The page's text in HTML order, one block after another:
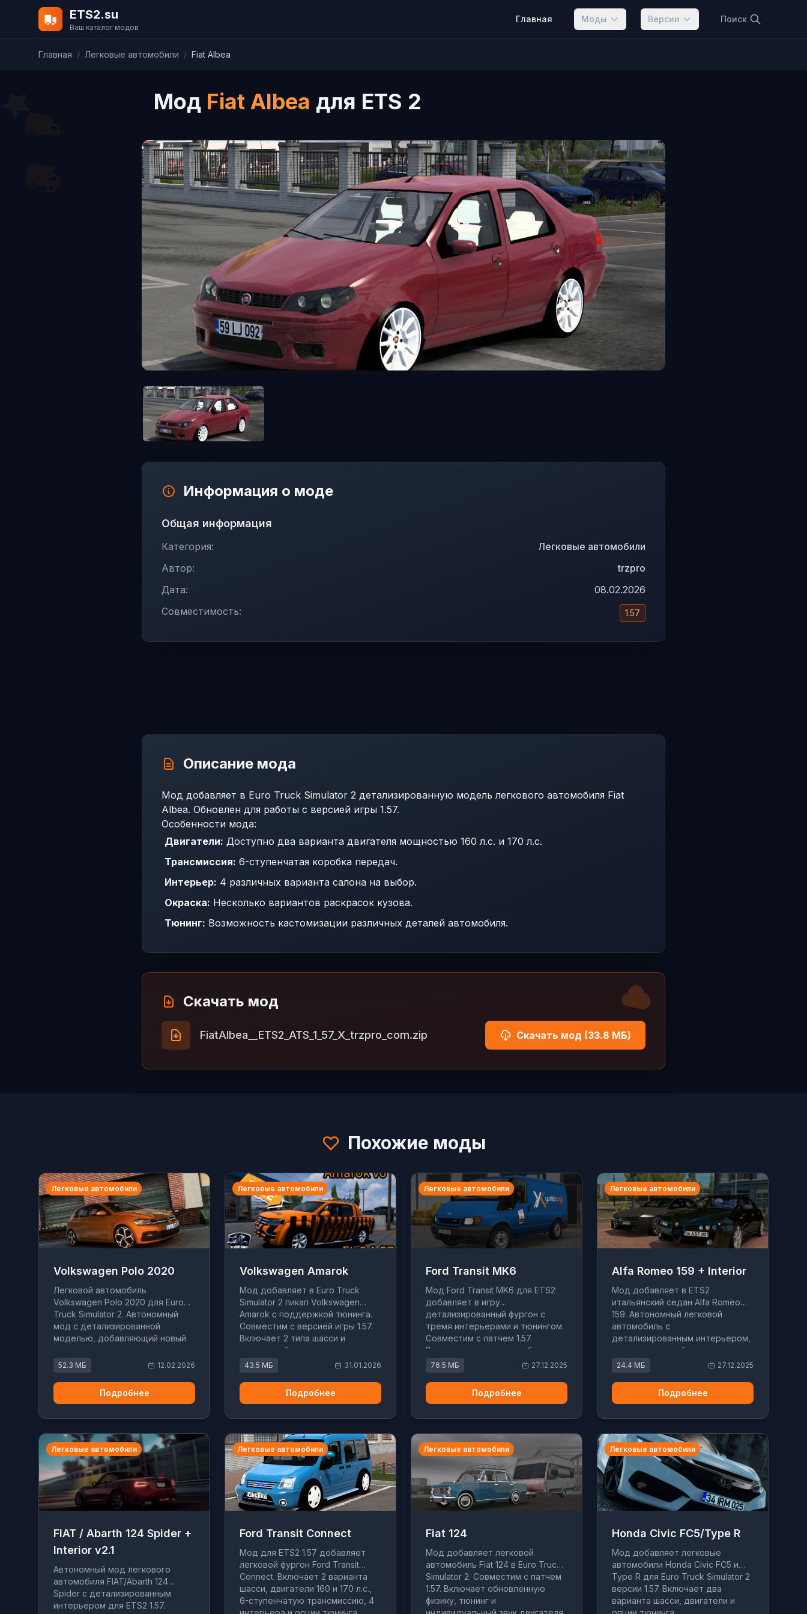
ETS2.su
Ваш каталог модов
Главная Моды Версии Поиск
Главная / Легковые автомобили / Fiat Albea
Мод Fiat Albea для ETS 2
Информация о моде
Общая информация
Категория:
Легковые автомобили
Автор:
trzpro
Дата:
08.02.2026
Совместимость:
1.57
Описание мода
Мод добавляет в Euro Truck Simulator 2 детализированную модель легкового автомобиля Fiat
Albea. Обновлен для работы с версией игры 1.57.
Особенности мода:
Двигатели: Доступно два варианта двигателя мощностью 160 л.с. и 170 л.с.
Трансмиссия: 6-ступенчатая коробка передач.
Интерьер: 4 различных варианта салона на выбор.
Окраска: Несколько вариантов раскрасок кузова.
Тюнинг: Возможность кастомизации различных деталей автомобиля.
Скачать мод
FiatAlbea__ETS2_ATS_1_57_X_trzpro_com.zip Скачать мод (33.8 МБ)
Похожие моды
Легковые автомобили
Volkswagen Polo 2020
Легковой автомобиль
Volkswagen Polo 2020 для Euro
Truck Simulator 2. Автономный
мод с детализированной
моделью, добавляющий новый
52.3 МБ 12.02.2026
Подробнее
Легковые автомобили
Volkswagen Amarok
Мод добавляет в Euro Truck
Simulator 2 пикап Volkswagen
Amarok с поддержкой тюнинга.
Совместим с версией игры 1.57.
Включает 2 типа шасси и
двигателей.
43.5 МБ 31.01.2026
Подробнее
Легковые автомобили
Ford Transit MK6
Мод Ford Transit MK6 для ETS2
добавляет в игру
детализированный фургон с
тремя интерьерами и тюнингом.
Совместим с патчем 1.57.
Включает анимации приборов и
опциональный прицеп-караван.
76.5 МБ 27.12.2025
Подробнее
Легковые автомобили
Alfa Romeo 159 + Interior
Мод добавляет в ETS2
итальянский седан Alfa Romeo
159. Автономный легковой
автомобиль с
детализированным интерьером,
звуком и настройками.
Совместим с патчем 1.57.
Включает выбор двигателя,
цвета и тюнинг.
24.4 МБ 27.12.2025
Подробнее
Легковые автомобили
FIAT / Abarth 124 Spider +
Interior v2.1
Автономный мод легкового
автомобиля FIAT/Abarth 124
Spider с детализированным
интерьером для ETS2 1.57.
Легковые автомобили
Ford Transit Connect
Мод для ETS2 1.57 добавляет
легковой фургон Ford Transit
Connect. Включает 2 варианта
шасси, двигатели 160 и 170 л.с.,
6-ступенчатую трансмиссию, 4
Легковые автомобили
Fiat 124
Мод добавляет легковой
автомобиль Fiat 124 в Euro Truck
Simulator 2. Совместим с патчем
1.57. Включает обновленную
физику, тюнинг и
Легковые автомобили
Honda Civic FC5/Type R
Мод добавляет легковые
автомобили Honda Civic FC5 и
Type R для Euro Truck Simulator 2
версии 1.57. Включает два
варианта шасси, двигатели и